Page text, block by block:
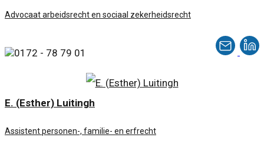
Advocaat arbeidsrecht en sociaal zekerheidsrecht
0172 - 78 79 01
E. (Esther) Luitingh
Assistent personen-, familie- en erfrecht